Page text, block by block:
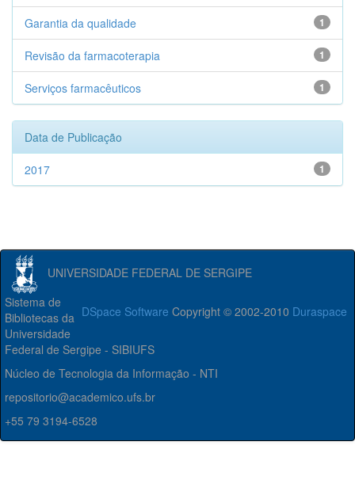
1
Garantia da qualidade
1
Revisão da farmacoterapia
1
Serviços farmacêuticos
Data de Publicação
1
2017
UNIVERSIDADE FEDERAL DE SERGIPE
DSpace Software Copyright © 2002-2010 Duraspace
Sistema de
Bibliotecas da
Universidade
Federal de Sergipe - SIBIUFS
Núcleo de Tecnologia da Informação - NTI
repositorio@academico.ufs.br
+55 79 3194-6528